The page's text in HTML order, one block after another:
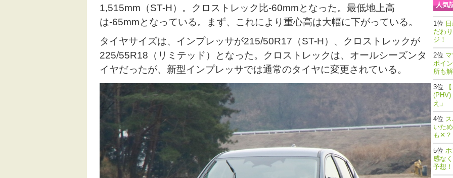
1,515mm（ST-H）。クロストレック比-60mmとなった。最低地上高
は-65mmとなっている。まず、これにより重心高は大幅に下がっている。
タイヤサイズは、インプレッサが215/50R17（ST-H）、クロストレックが
225/55R18（リミテッド）となった。クロストレックは、オールシーズンタ
イヤだったが、新型インプレッサでは通常のタイヤに変更されている。
人気
だわ
ジ！
ポイ
所も
(PHV)
え」
いた
も✕？
感な
予想！